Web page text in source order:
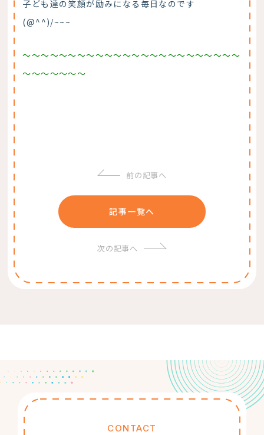
子ども達の笑顔が励みになる毎日なのです
(@^^)/~~~
～～～～～～～～～～～～～～～～～～～～～～～～
～～～～～～～
前の記事へ
記事一覧へ
次の記事へ
CONTACT